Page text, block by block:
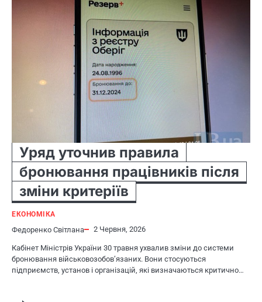
Уряд уточнив правила
бронювання працівників після
зміни критеріїв
ЕКОНОМІКА
Федоренко Світлана 2 Червня, 2026
Кабінет Міністрів України 30 травня ухвалив зміни до системи
бронювання військовозобов’язаних. Вони стосуються
підприємств, установ і організацій, які визначаються критично…